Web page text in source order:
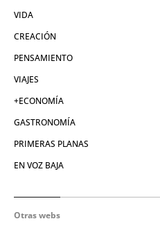
VIDA
CREACIÓN
PENSAMIENTO
VIAJES
+ECONOMÍA
GASTRONOMÍA
PRIMERAS PLANAS
EN VOZ BAJA
Otras webs